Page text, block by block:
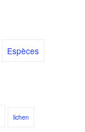
Espèces
lichen